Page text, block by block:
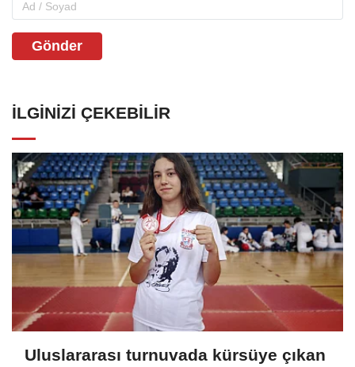
Gönder
İLGINIZI ÇEKEBILIR
Uluslararası turnuvada kürsüye çıkan